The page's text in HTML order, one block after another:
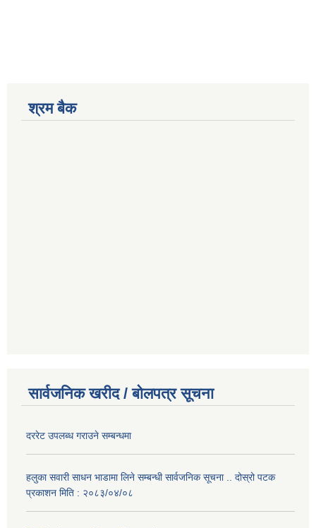
श्रम बैक
सार्वजनिक खरीद / बोलपत्र सूचना
दररेट उपलब्ध गराउने सम्बन्धमा
हलुका सवारी साधन भाडामा लिने सम्बन्धी सार्वजनिक सूचना .. दोस्रो पटक
प्रकाशन मिति : २०८३/०४/०८